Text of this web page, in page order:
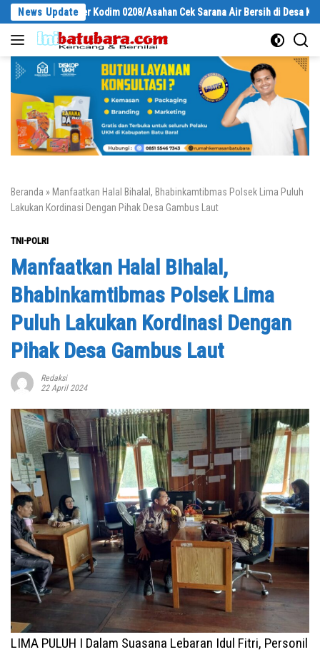
Langsung
konten
News Update
Pasiter Kodim 0208/Asahan Cek Sarana Air Bersih di Desa Kapal Merah
Beranda » Manfaatkan Halal Bihalal, Bhabinkamtibmas Polsek Lima Puluh
Lakukan Kordinasi Dengan Pihak Desa Gambus Laut
TNI-POLRI
Manfaatkan Halal Bihalal,
Bhabinkamtibmas Polsek Lima
Puluh Lakukan Kordinasi Dengan
Pihak Desa Gambus Laut
Redaksi
22 April 2024
LIMA PULUH I Dalam Suasana Lebaran Idul Fitri, Personil